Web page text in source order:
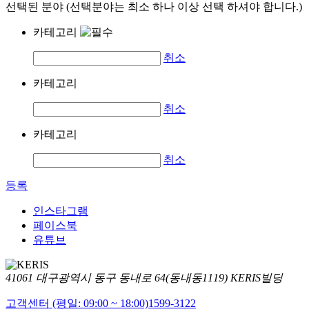
선택된 분야 (선택분야는 최소 하나 이상 선택 하셔야 합니다.)
카테고리
취소
카테고리
취소
카테고리
취소
등록
인스타그램
페이스북
유튜브
41061 대구광역시 동구 동내로 64(동내동1119) KERIS빌딩
고객센터 (평일: 09:00 ~ 18:00)1599-3122